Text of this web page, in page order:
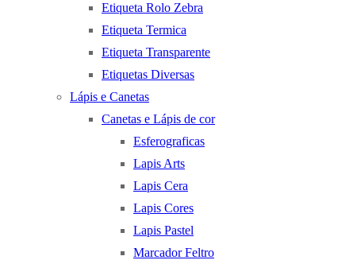
Etiqueta Rolo Zebra
Etiqueta Termica
Etiqueta Transparente
Etiquetas Diversas
Lápis e Canetas
Canetas e Lápis de cor
Esferograficas
Lapis Arts
Lapis Cera
Lapis Cores
Lapis Pastel
Marcador Feltro